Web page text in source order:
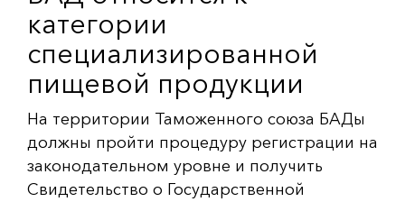
категории
специализированной
пищевой продукции
На территории Таможенного союза БАДы
должны пройти процедуру регистрации на
законодательном уровне и получить
Свидетельство о Государственной